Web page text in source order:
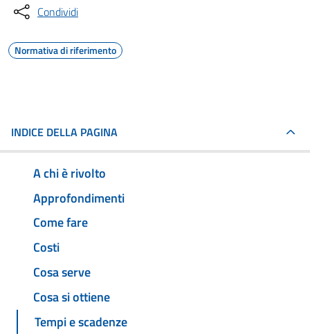
Condividi
Normativa di riferimento
INDICE DELLA PAGINA
A chi è rivolto
Approfondimenti
Come fare
Costi
Cosa serve
Cosa si ottiene
Tempi e scadenze